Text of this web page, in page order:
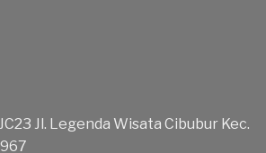
Jl. Legenda Wisata Cibubur Kec.